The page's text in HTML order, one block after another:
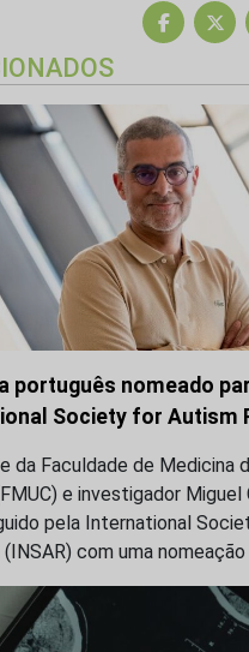
português nomeado
Society for Autism
da Faculdade de Medicina
e investigador
pela International
(INSAR) com uma